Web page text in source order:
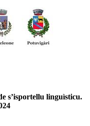
s’isportellu linguìsticu.